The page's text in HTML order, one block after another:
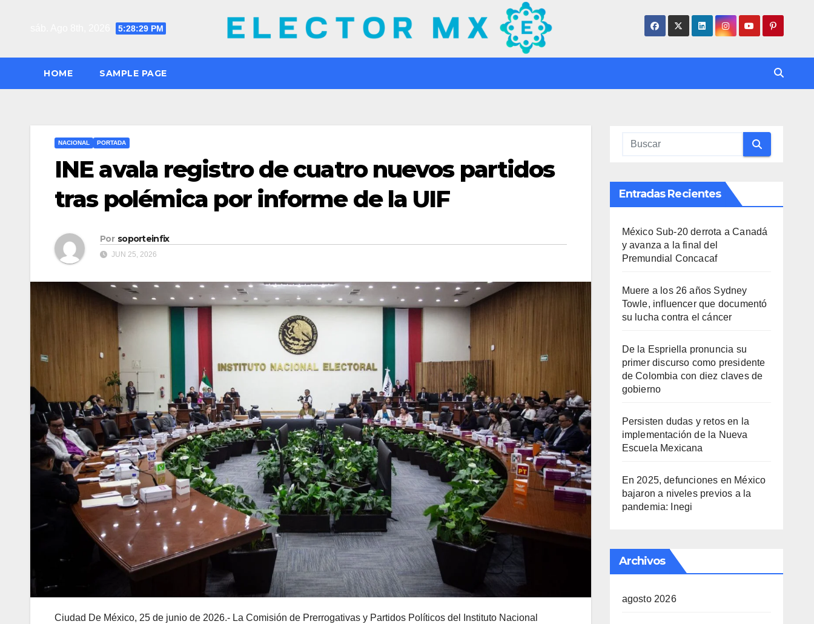
5:28:31 PM
HOME SAMPLE PAGE
NACIONAL PORTADA
INE avala registro de cuatro nuevos partidos
tras polémica por informe de la UIF
Por soporteinfix
JUN 25, 2026
Ciudad De México, 25 de junio de 2026.- La Comisión de Prerrogativas y Partidos Políticos del Instituto Nacional
Entradas Recientes
México Sub-20 derrota a Canadá
y avanza a la final del
Premundial Concacaf
Muere a los 26 años Sydney
Towle, influencer que documentó
su lucha contra el cáncer
De la Espriella pronuncia su
primer discurso como presidente
de Colombia con diez claves de
gobierno
Persisten dudas y retos en la
implementación de la Nueva
Escuela Mexicana
En 2025, defunciones en México
bajaron a niveles previos a la
pandemia: Inegi
Archivos
agosto 2026